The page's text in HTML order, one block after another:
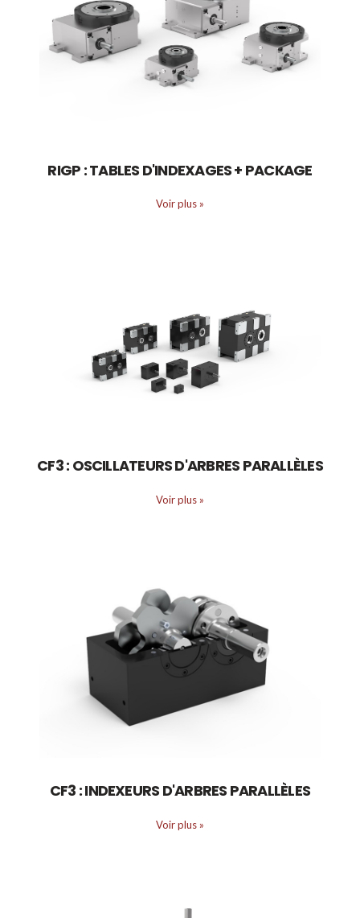
RIGP : TABLES D'INDEXAGES + PACKAGE
Voir plus »
CF3 : OSCILLATEURS D'ARBRES PARALLÈLES
Voir plus »
CF3 : INDEXEURS D'ARBRES PARALLÈLES
Voir plus »